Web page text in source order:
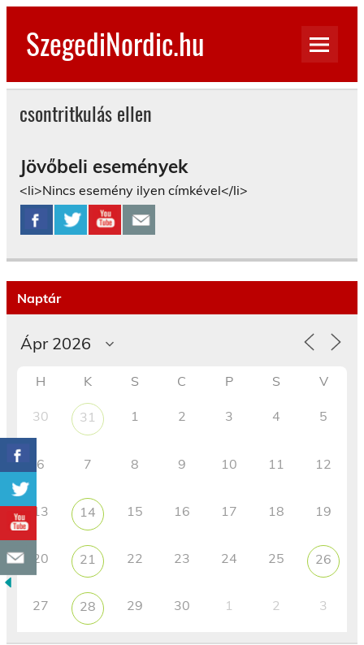
Skip
contentSzegediNordic.hu
csontritkulás ellen
Jövőbeli események
<li>Nincs esemény ilyen címkével</li>
Naptár
H K S C P S V
30 31 1 2 3 4 5
6 7 8 9 10 11 12
13 14 15 16 17 18 19
20 21 22 23 24 25 26
27 28 29 30 1 2 3